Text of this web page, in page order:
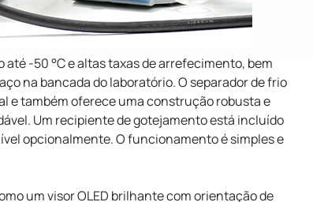
-50 °C e altas taxas de arrefecimento, bem
na bancada do laboratório. O separador de frio
e também oferece uma construção robusta e
Um recipiente de gotejamento está incluído
opcionalmente. O funcionamento é simples e
um visor OLED brilhante com orientação de